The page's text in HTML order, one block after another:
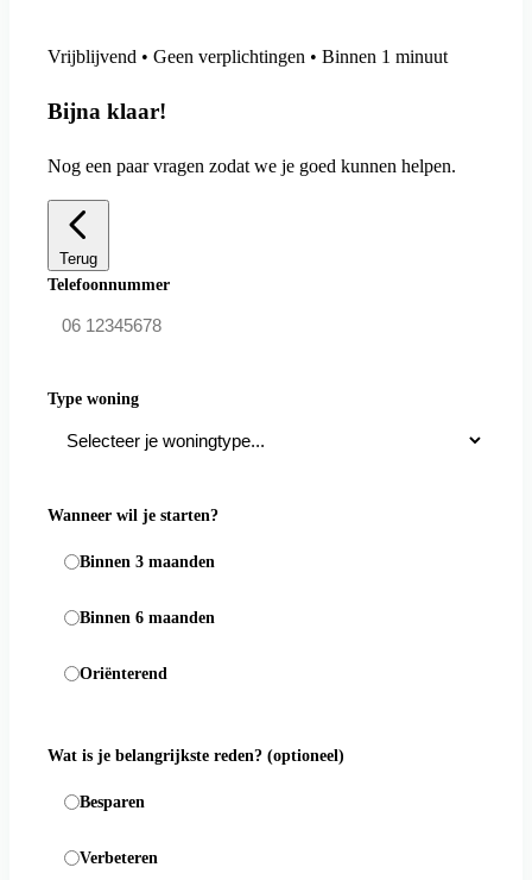
Vrijblijvend • Geen verplichtingen • Binnen 1 minuut
Bijna klaar!
Nog een paar vragen zodat we je goed kunnen helpen.
Terug
Telefoonnummer
Type woning
Wanneer wil je starten?
Binnen 3 maanden
Binnen 6 maanden
Oriënterend
Wat is je belangrijkste reden? (optioneel)
Besparen
Verbeteren